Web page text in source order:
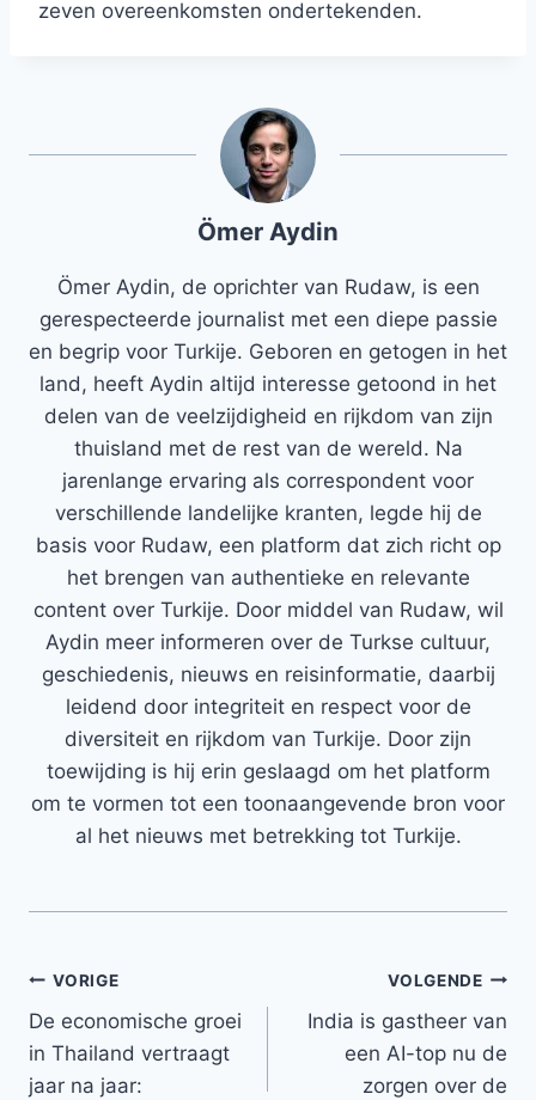
zeven overeenkomsten ondertekenden.
Ömer Aydin
Ömer Aydin, de oprichter van Rudaw, is een
gerespecteerde journalist met een diepe passie
en begrip voor Turkije. Geboren en getogen in het
land, heeft Aydin altijd interesse getoond in het
delen van de veelzijdigheid en rijkdom van zijn
thuisland met de rest van de wereld. Na
jarenlange ervaring als correspondent voor
verschillende landelijke kranten, legde hij de
basis voor Rudaw, een platform dat zich richt op
het brengen van authentieke en relevante
content over Turkije. Door middel van Rudaw, wil
Aydin meer informeren over de Turkse cultuur,
geschiedenis, nieuws en reisinformatie, daarbij
leidend door integriteit en respect voor de
diversiteit en rijkdom van Turkije. Door zijn
toewijding is hij erin geslaagd om het platform
om te vormen tot een toonaangevende bron voor
al het nieuws met betrekking tot Turkije.
Bericht
navigatie
VORIGE
De economische groei
in Thailand vertraagt ​​
jaar na jaar:
VOLGENDE
India is gastheer van
een AI-top nu de
zorgen over de